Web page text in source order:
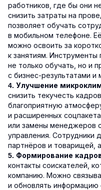
работников, где бы они
снизить затраты на
позволяет обучать
в мобильном телефоне.
можно освоить за
к занятиям.
не только обучать, но и
с бизнес-результатами и
4. Улучшение
снизить текучесть
благоприятную
и расширенных
или замены менеджеров
управления. Сотрудники
партнёров и товарищей,
5. Формирование
контакты соискателей,
компанию. Можно
и обновлять информацию